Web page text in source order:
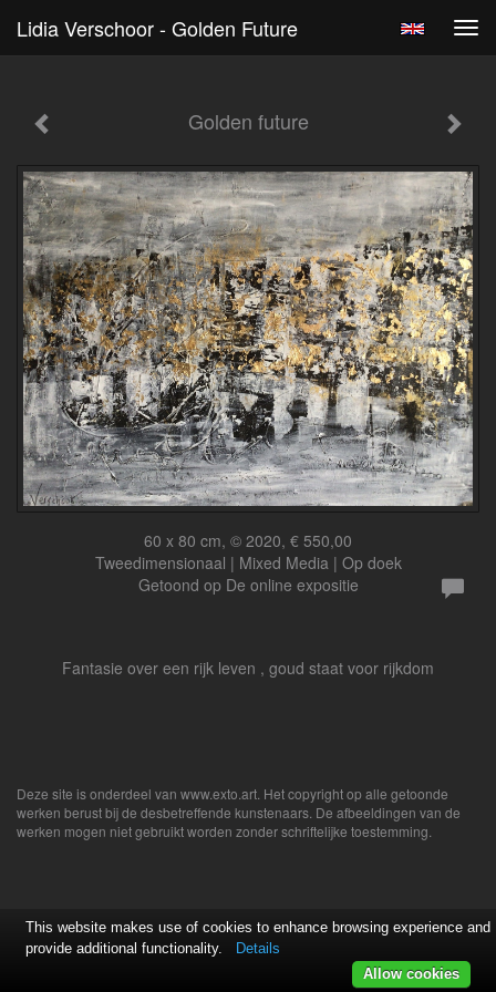
Lidia Verschoor - Golden Future
Golden future
60 x 80 cm, © 2020, € 550,00
Tweedimensionaal | Mixed Media | Op doek
Getoond op De online expositie
Fantasie over een rijk leven , goud staat voor rijkdom
Deze site is onderdeel van www.exto.art . Het copyright op alle getoonde
werken berust bij de desbetreffende kunstenaars. De afbeeldingen van de
werken mogen niet gebruikt worden zonder schriftelijke toestemming.
This website makes use of cookies to enhance browsing experience and
provide additional functionality.
Details
Allow cookies